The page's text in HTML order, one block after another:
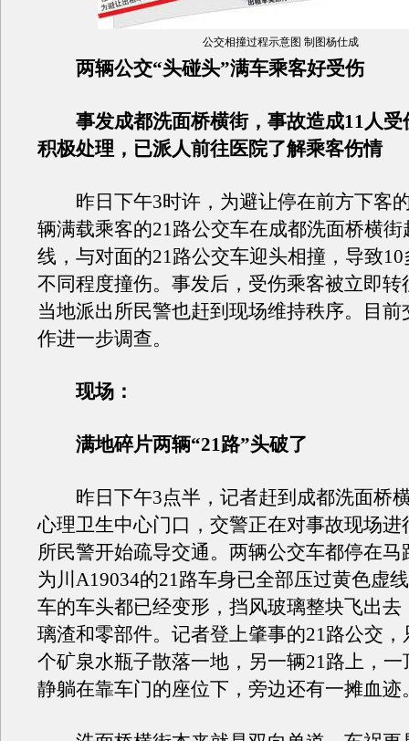
公交相撞过程示意图 制图杨仕成
两辆公交“头碰头”满车乘客好受伤
事发成都洗面桥横街，事故造成11人受
积极处理，已派人前往医院了解乘客伤情
昨日下午3时许，为避让停在前方下客
辆满载乘客的21路公交车在成都洗面桥横街
线，与对面的21路公交车迎头相撞，导致
不同程度撞伤。事发后，受伤乘客被立即转
当地派出所民警也赶到现场维持秩序。目前
作进一步调查。
现场：
满地碎片两辆“21路”头破了
昨日下午3点半，记者赶到成都洗面桥
心理卫生中心门口，交警正在对事故现场进
所民警开始疏导交通。两辆公交车都停在马
为川A19034的21路车身已全部压过黄色虚
车的车头都已经变形，挡风玻璃整块飞出去
璃渣和零部件。记者登上肇事的21路公交，
个矿泉水瓶子散落一地，另一辆21路上，
静躺在靠车门的座位下，旁边还有一摊血迹